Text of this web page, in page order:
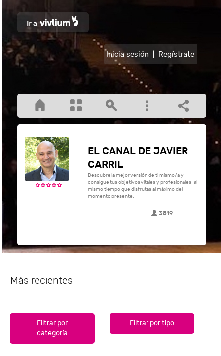
Inicia sesión Regístrate
EL CANAL DE JAVIER
CARRIL
Descubre la mejor versión de ti mismo/a y
consigue tus objetivos vitales y profesionales, al
mismo tiempo que disfrutas al máximo del
momento presente.
3819
Más recientes
Filtrar por
categoría
Filtrar por tipo